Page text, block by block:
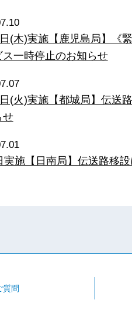
(木)実施【鹿児島局】《
ス一時停止のお知らせ
(火)実施【都城局】伝送
せ
実施【日南局】伝送路移
質問